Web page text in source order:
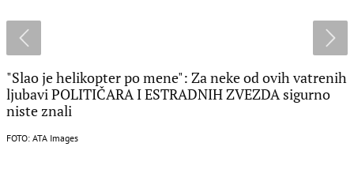
"Slao je helikopter po mene": Za neke od ovih vatrenih
ljubavi POLITIČARA I ESTRADNIH ZVEZDA sigurno
niste znali
FOTO: ATA Images